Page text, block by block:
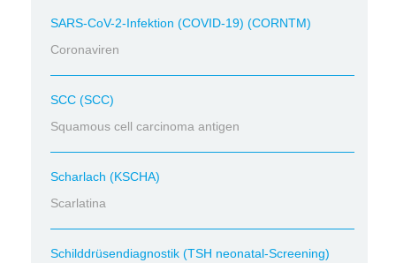
SARS-CoV-2-Infektion (COVID-19) (CORNTM)
Coronaviren
SCC (SCC)
Squamous cell carcinoma antigen
Scharlach (KSCHA)
Scarlatina
Schilddrüsendiagnostik (TSH neonatal-Screening)